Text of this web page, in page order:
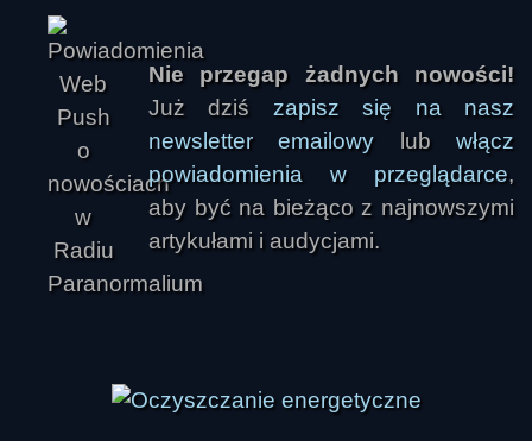
Nie przegap żadnych nowości!
Już dziś zapisz się na nasz
newsletter emailowy lubwłącz
powiadomienia w przeglądarce,
aby być na bieżąco z najnowszymi
artykułami i audycjami.